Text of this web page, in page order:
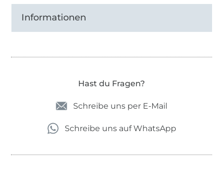
Informationen
Hast du Fragen?
Schreibe uns per E-Mail
Schreibe uns auf WhatsApp